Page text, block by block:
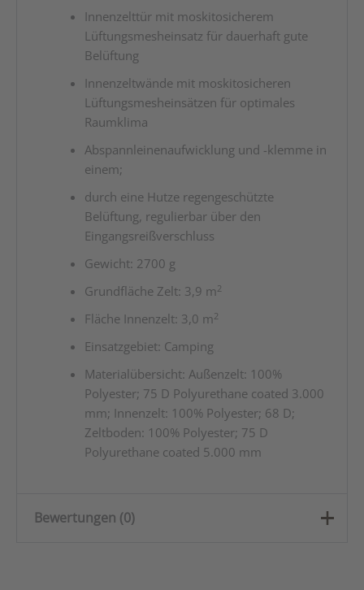
Innenzelttür mit moskitosicherem
Lüftungsmesheinsatz für dauerhaft gute
Belüftung
Innenzeltwände mit moskitosicheren
Lüftungsmesheinsätzen für optimales
Raumklima
Abspannleinenaufwicklung und -klemme in
einem;
durch eine Hutze regengeschützte
Belüftung, regulierbar über den
Eingangsreißverschluss
Gewicht: 2700 g
Grundfläche Zelt: 3,9 m2
Fläche Innenzelt: 3,0 m2
Einsatzgebiet: Camping
Materialübersicht: Außenzelt: 100%
Polyester; 75 D Polyurethane coated 3.000
mm; Innenzelt: 100% Polyester; 68 D;
Zeltboden: 100% Polyester; 75 D
Polyurethane coated 5.000 mm
Bewertungen (0)